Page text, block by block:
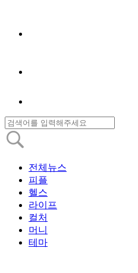
전체뉴스
피플
헬스
라이프
컬처
머니
테마